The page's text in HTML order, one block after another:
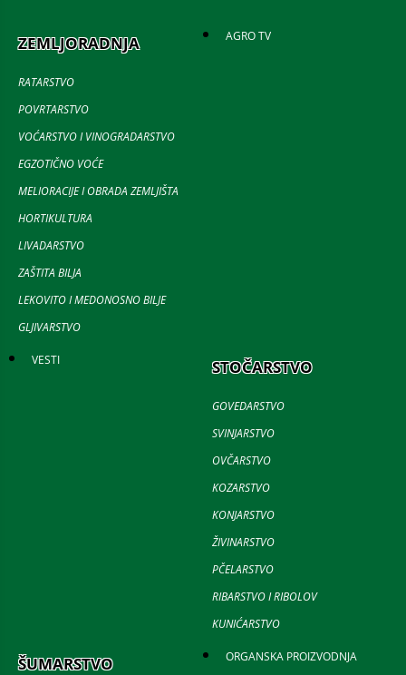
ZEMLJORADNJA
RATARSTVO
POVRTARSTVO
VOĆARSTVO I VINOGRADARSTVO
EGZOTIČNO VOĆE
MELIORACIJE I OBRADA ZEMLJIŠTA
HORTIKULTURA
LIVADARSTVO
ZAŠTITA BILJA
LEKOVITO I MEDONOSNO BILJE
GLJIVARSTVO
AGRO TV
VESTI STOČARSTVO
GOVEDARSTVO
SVINJARSTVO
OVČARSTVO
KOZARSTVO
KONJARSTVO
ŽIVINARSTVO
PČELARSTVO
RIBARSTVO I RIBOLOV
KUNIĆARSTVO
ŠUMARSTVO ORGANSKA PROIZVODNJA